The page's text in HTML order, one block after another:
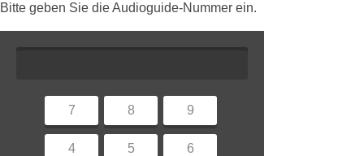
Bitte geben Sie die Audioguide-Nummer ein.
7 8 9
4 5 6